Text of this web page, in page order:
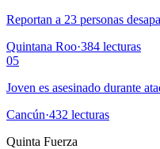
Reportan a 23 personas
Quintana Roo·384 lecturas
05
Joven es asesinado durante
Cancún·432 lecturas
Quinta Fuerza